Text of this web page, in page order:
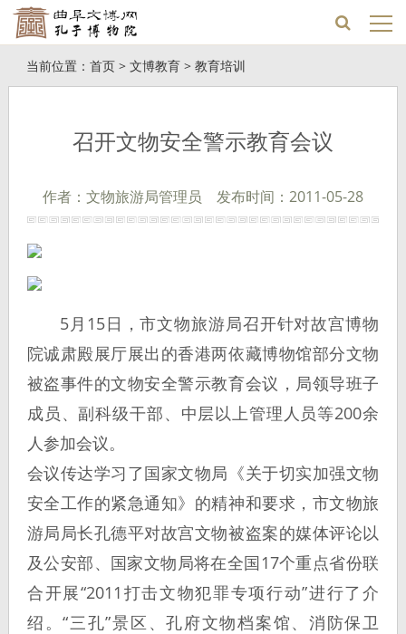
当前位置： 首页> 文博教育> 教育培训
召开文物安全警示教育会议
作者：文物旅游局管理员 发布时间：2011-05-28
5月15日，市文物旅游局召开针对故宫博物
院诚肃殿展厅展出的香港两依藏博物馆部分文物
被盗事件的文物安全警示教育会议，局领导班子
成员、副科级干部、中层以上管理人员等200余
人参加会议。
会议传达学习了国家文物局《关于切实加强文物
安全工作的紧急通知》的精神和要求，市文物旅
游局局长孔德平对故宫文物被盗案的媒体评论以
及公安部、国家文物局将在全国17个重点省份联
合开展“2011打击文物犯罪专项行动”进行了介
绍。“三孔”景区、孔府文物档案馆、消防保卫